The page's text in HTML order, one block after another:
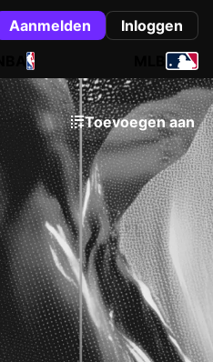
Aanmelden
Inloggen
NBA
Toevoegen aan